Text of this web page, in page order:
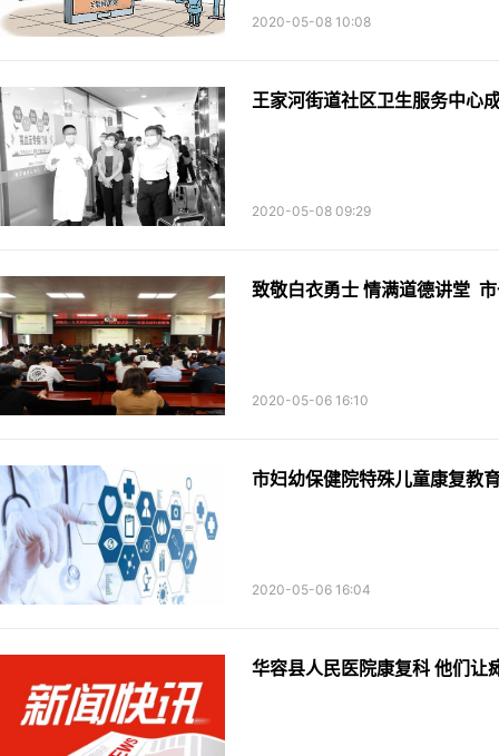
2020-05-08 10:08
王家河街道社区卫生服务中心
2020-05-08 09:29
致敬白衣勇士 情满道德讲堂
2020-05-06 16:10
市妇幼保健院特殊儿童康复教
2020-05-06 16:04
华容县人民医院康复科 他们让